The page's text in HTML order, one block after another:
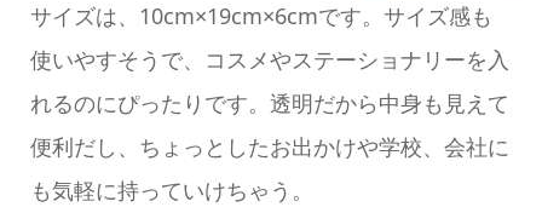
サイズは、10cm×19cm×6cmです。サイズ感も
使いやすそうで、コスメやステーショナリーを入
れるのにぴったりです。透明だから中身も見えて
便利だし、ちょっとしたお出かけや学校、会社に
も気軽に持っていけちゃう。